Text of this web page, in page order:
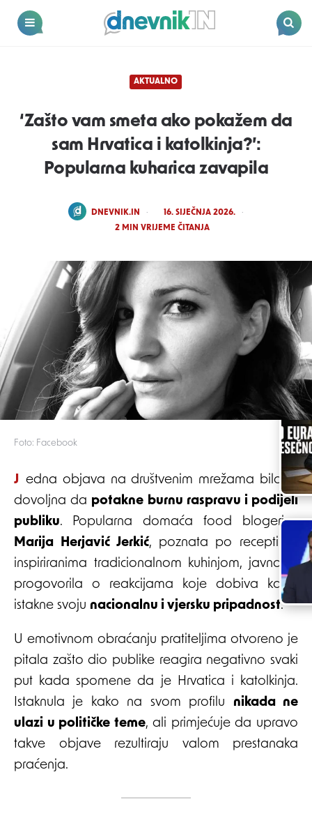
Dnevnik.in
Foto: Facebook
AKTUALNO
‘Zašto vam smeta ako pokažem da
sam Hrvatica i katolkinja?’:
Popularna kuharica zavapila
POSTED
DNEVNIK.IN
16. SIJEČNJA 2026.
2 MIN VRIJEME ČITANJA
Jedna objava na društvenim mrežama bila je
dovoljna da potakne burnu raspravu i podijeli
publiku. Popularna domaća food blogerica
Marija Herjavić Jerkić, poznata po receptima
inspiriranima tradicionalnom kuhinjom, javno je
progovorila o reakcijama koje dobiva kada
istakne svoju nacionalnu i vjersku pripadnost.
U emotivnom obraćanju pratiteljima otvoreno je
pitala zašto dio publike reagira negativno svaki
put kada spomene da je Hrvatica i katolkinja.
Istaknula je kako na svom profilu nikada ne
ulazi u političke teme, ali primjećuje da upravo
takve objave rezultiraju valom prestanaka
praćenja.